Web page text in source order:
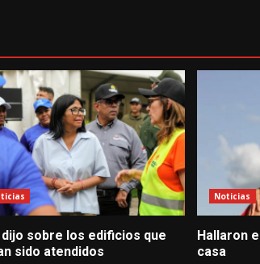
dijo sobre los edificios que
sido atendidos
Noticias
Hallaron
casa